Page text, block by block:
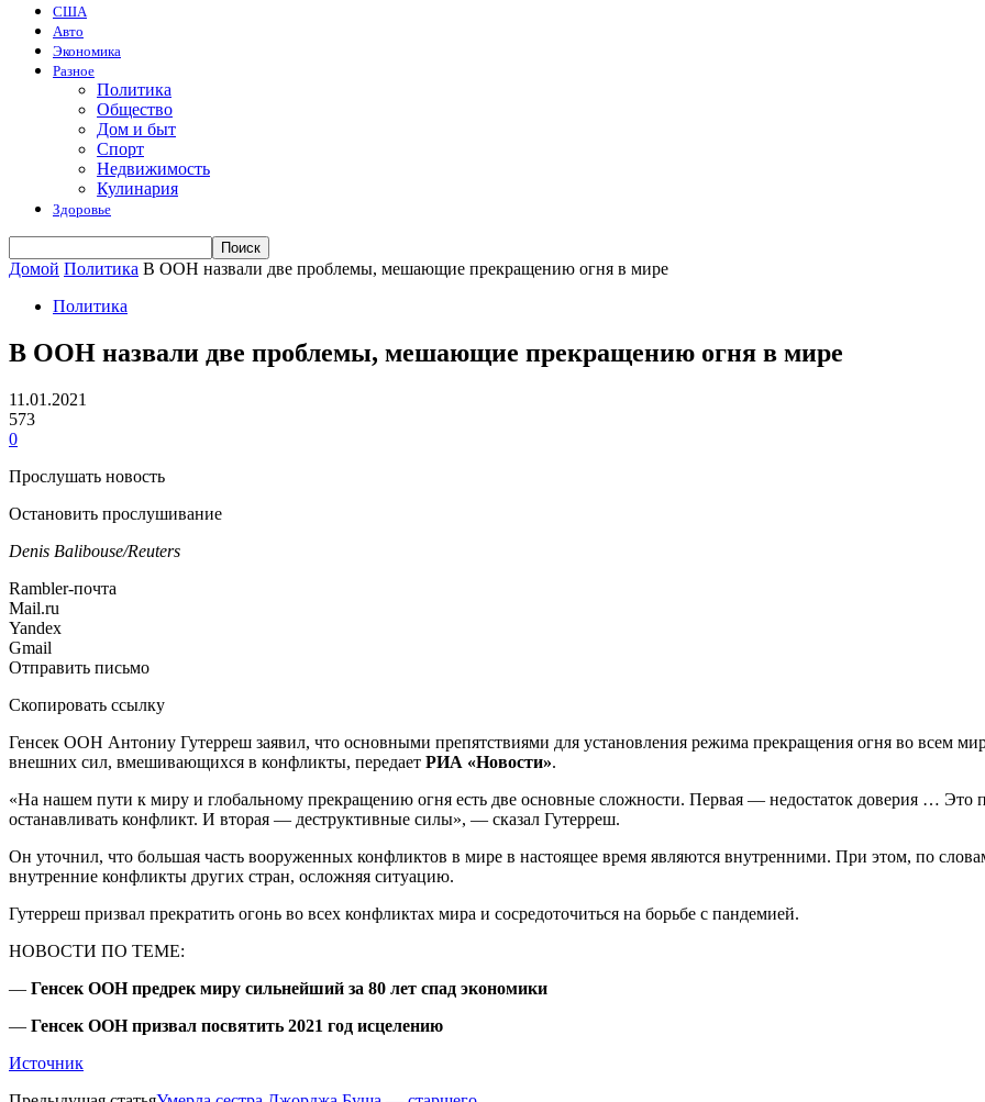
США
Авто
Экономика
Разное
Политика
Общество
Дом и быт
Спорт
Недвижимость
Кулинария
Здоровье
Домой Политика В ООН назвали две проблемы, мешающие прекращению огня в мире
Политика
В ООН назвали две проблемы, мешающие прекращению огня в мире
11.01.2021
573
0
Прослушать новость
Остановить прослушивание
Denis Balibouse/Reuters
Rambler-почта
Mail.ru
Yandex
Gmail
Отправить письмо
Скопировать ссылку
Генсек ООН Антониу Гутерреш заявил, что основными препятствиями для установления режима прекращения огня во всем
внешних сил, вмешивающихся в конфликты, передает РИА «Новости».
«На нашем пути к миру и глобальному прекращению огня есть две основные сложности. Первая — недостаток доверия … Это
останавливать конфликт. И вторая — деструктивные силы», — сказал Гутерреш.
Он уточнил, что большая часть вооруженных конфликтов в мире в настоящее время являются внутренними. При этом, по
внутренние конфликты других стран, осложняя ситуацию.
Гутерреш призвал прекратить огонь во всех конфликтах мира и сосредоточиться на борьбе с пандемией.
НОВОСТИ ПО ТЕМЕ:
— Генсек ООН предрек миру сильнейший за 80 лет спад экономики
— Генсек ООН призвал посвятить 2021 год исцелению
Источник